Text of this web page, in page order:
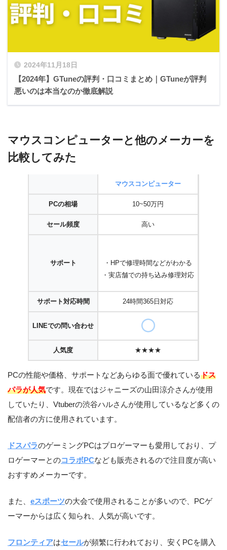
2024年11月18日
【2024年】GTuneの評判・口コミまとめ｜GTuneが評判
悪いのは本当なのか徹底解説
マウスコンピューターと他のメーカーを
比較してみた
マウスコンピューター
PCの相場 10~50万円
セール頻度 高い
サポート
・HPで修理時間などがわかる
・実店舗での持ち込み修理対応
サポート対応時間 24時間365日対応
LINEでの問い合わせ
人気度 ★★★★
PCの性能や価格、サポートなどあらゆる面で優れているドス
パラが人気です。現在ではジャニーズの山田涼介さんが使用
していたり、Vtuberの渋谷ハルさんが使用しているなど多くの
配信者の方に使用されています。
ドスパラのゲーミングPCはプロゲーマーも愛用しており、プ
ロゲーマーとのコラボPCなども販売されるので注目度が高い
おすすめメーカーです。
また、 eスポーツの大会で使用されることが多いので、PCゲ
ーマーからは広く知られ、人気が高いです。
フロンティアはセールが頻繁に行われており、安くPCを購入